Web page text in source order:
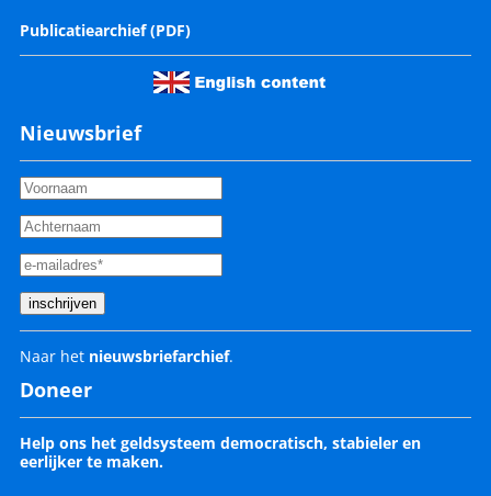
Publicatiearchief (PDF)
Nieuwsbrief
Naar het nieuwsbriefarchief.
Doneer
Help ons het geldsysteem democratisch, stabieler en
eerlijker te maken.